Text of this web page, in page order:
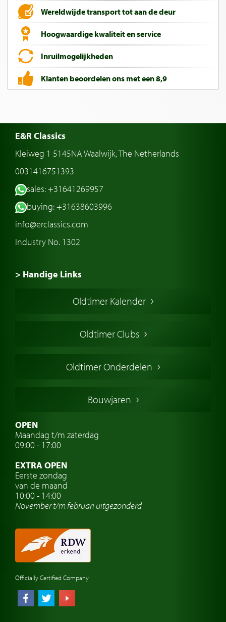
Wereldwijde transport tot aan de deur
Hoogwaardige kwaliteit en service
Inruilmogelijkheden
Klanten beoordelen ons met een 8,9
E&R Classics
Kleiweg 1 5145NA Waalwijk, The Netherlands
0031416751393
sales: +31641269957
buying: +31638603996
info@erclassics.com
Industry No. 1302
> Handige Links
Amerikaanse oldtimers
Franse oldtimers
Zweedse oldtimers
Oldtimer verzekering
Oldtimer reizen
Oldtimerwerkplaats
Automerk horloges
Classic cars Nederland
Oldtimer Kalender
Oldtimer Clubs
Oldtimer Onderdelen
Bouwjaren
OPEN
Maandag t/m zaterdag
09:00 - 17:00
EXTRA OPEN
Eerste zondag
van de maand
10:00 - 14:00
November t/m februariuitgezonderd
Officially Certified Company